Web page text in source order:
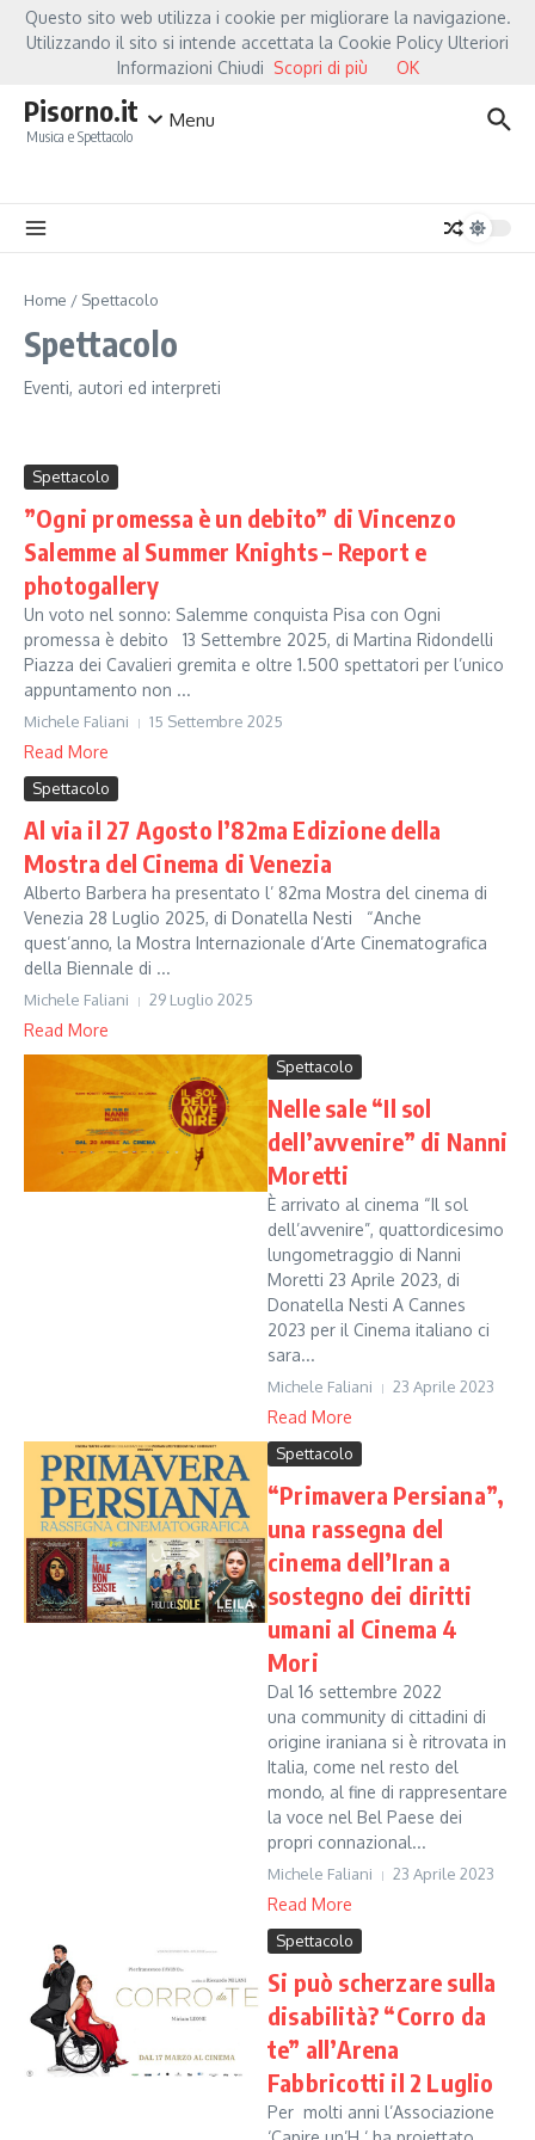
Salta al contenuto
Hot NewsFiorella Mannoia, a Capannori nasce “Anime Salve”: la data zero è
Pisorno.it
Musica e Spettacolo
Menu
Home / Spettacolo
Spettacolo
Eventi, autori ed interpreti
Spettacolo
”Ogni promessa è un debito” di Vincenzo
Salemme al Summer Knights – Report e
photogallery
Un voto nel sonno: Salemme conquista Pisa con Ogni
promessa è debito 13 Settembre 2025, di Martina Ridondelli
Piazza dei Cavalieri gremita e oltre 1.500 spettatori per l’unico
appuntamento non ...
Michele Faliani 15 Settembre 2025
Read More
Spettacolo
Al via il 27 Agosto l’82ma Edizione della
Mostra del Cinema di Venezia
Alberto Barbera ha presentato l’ 82ma Mostra del cinema di
Venezia 28 Luglio 2025, di Donatella Nesti “Anche
quest’anno, la Mostra Internazionale d’Arte Cinematografica
della Biennale di ...
Michele Faliani 29 Luglio 2025
Read More
Spettacolo
Nelle sale “Il sol
dell’avvenire” di Nanni
Moretti
È arrivato al cinema “Il sol
dell’avvenire”, quattordicesimo
lungometraggio di Nanni
Moretti 23 Aprile 2023, di
Donatella Nesti A Cannes
2023 per il Cinema italiano ci
sara...
Michele Faliani 23 Aprile 2023
Read More
Spettacolo
“Primavera Persiana”,
una rassegna del
cinema dell’Iran a
sostegno dei diritti
umani al Cinema 4
Mori
Dal 16 settembre 2022
una community di cittadini di
origine iraniana si è ritrovata in
Italia, come nel resto del
mondo, al fine di rappresentare
la voce nel Bel Paese dei
propri connazional...
Michele Faliani 23 Aprile 2023
Read More
Spettacolo
Si può scherzare sulla
disabilità? “Corro da
te” all’Arena
Fabbricotti il 2 Luglio
Per molti anni l’Associazione
Questo sito web utilizza i cookie per migliorare la navigazione.
Utilizzando il sito si intende accettata la Cookie Policy Ulteriori
Informazioni Chiudi Scopri di più OK